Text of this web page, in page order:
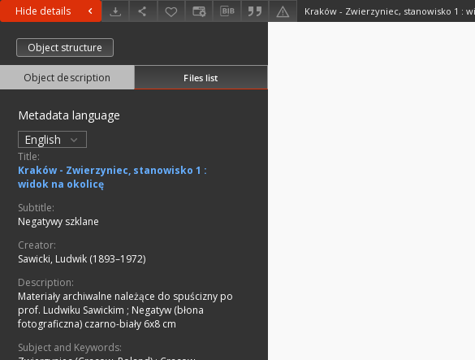
Hide details
Object structure
Object description Files list
Metadata language
English
Title:
Kraków - Zwierzyniec, stanowisko 1 :
widok na okolicę
Subtitle:
Negatywy szklane
Creator:
Sawicki, Ludwik (1893–1972)
Description:
Materiały archiwalne należące do spuścizny po
prof. Ludwiku Sawickim ; Negatyw (błona
fotograficzna) czarno-biały 6x8 cm
Subject and Keywords: